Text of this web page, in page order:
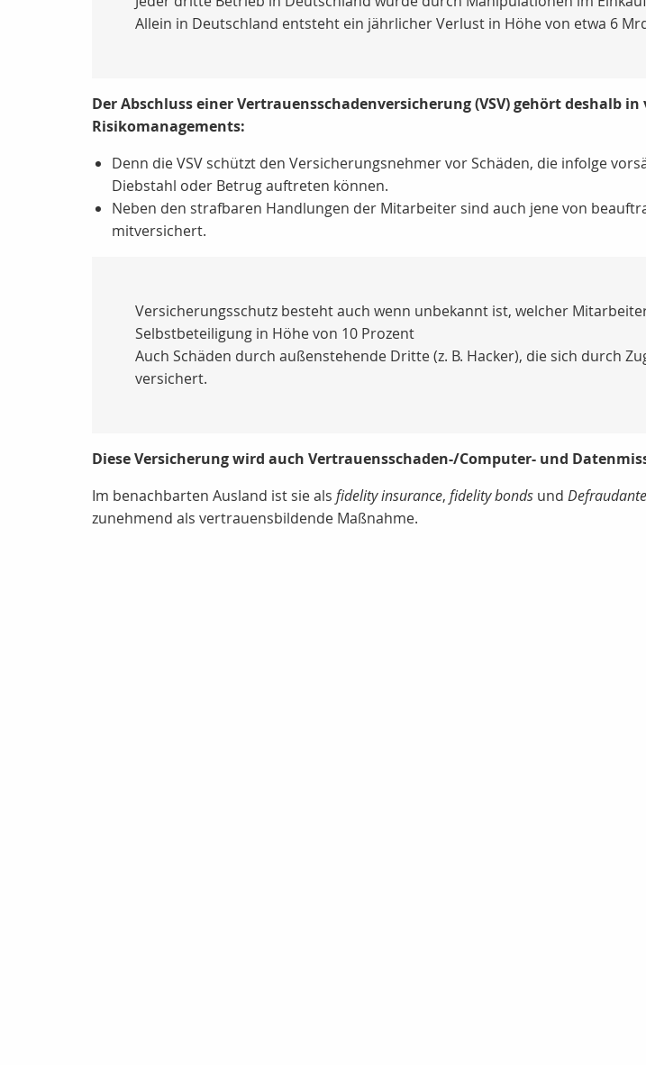
Allein in Deutschland entsteht ein jährlicher Verlust in Höhe von etwa 6
Der Abschluss einer Vertrauensschadenversicherung (VSV) gehört deshalb
Risikomanagements:
Denn die VSV schützt den Versicherungsnehmer vor Schäden, die infolge
Diebstahl oder Betrug auftreten können.
Neben den strafbaren Handlungen der Mitarbeiter sind auch jene von
mitversichert.
Versicherungsschutz besteht auch wenn unbekannt ist, welcher
Selbstbeteiligung in Höhe von 10 Prozent
Auch Schäden durch außenstehende Dritte (z. B. Hacker), die sich durch
versichert.
Diese Versicherung wird auch Vertrauensschaden-/Computer- und
Im benachbarten Ausland ist sie als fidelity insurance, fidelity bonds und
zunehmend als vertrauensbildende Maßnahme.